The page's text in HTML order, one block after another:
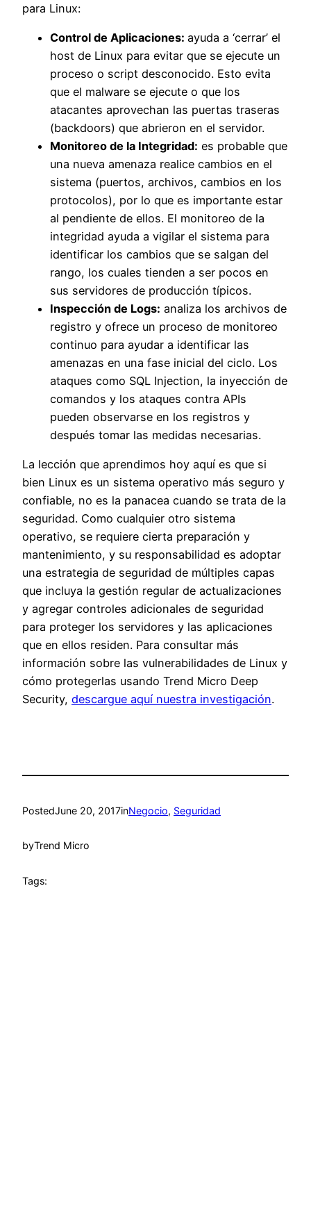
para Linux:
Control de Aplicaciones: ayuda a ‘cerrar’ el
host de Linux para evitar que se ejecute un
proceso o script desconocido. Esto evita
que el malware se ejecute o que los
atacantes aprovechan las puertas traseras
(backdoors) que abrieron en el servidor.
Monitoreo de la Integridad: es probable que
una nueva amenaza realice cambios en el
sistema (puertos, archivos, cambios en los
protocolos), por lo que es importante estar
al pendiente de ellos. El monitoreo de la
integridad ayuda a vigilar el sistema para
identificar los cambios que se salgan del
rango, los cuales tienden a ser pocos en
sus servidores de producción típicos.
Inspección de Logs: analiza los archivos de
registro y ofrece un proceso de monitoreo
continuo para ayudar a identificar las
amenazas en una fase inicial del ciclo. Los
ataques como SQL Injection, la inyección de
comandos y los ataques contra APIs
pueden observarse en los registros y
después tomar las medidas necesarias.
La lección que aprendimos hoy aquí es que si
bien Linux es un sistema operativo más seguro y
confiable, no es la panacea cuando se trata de la
seguridad. Como cualquier otro sistema
operativo, se requiere cierta preparación y
mantenimiento, y su responsabilidad es adoptar
una estrategia de seguridad de múltiples capas
que incluya la gestión regular de actualizaciones
y agregar controles adicionales de seguridad
para proteger los servidores y las aplicaciones
que en ellos residen. Para consultar más
información sobre las vulnerabilidades de Linux y
cómo protegerlas usando Trend Micro Deep
Security, descargue aquí nuestra investigación.
PostedJune 20, 2017inNegocio, Seguridad
byTrend Micro
Tags: